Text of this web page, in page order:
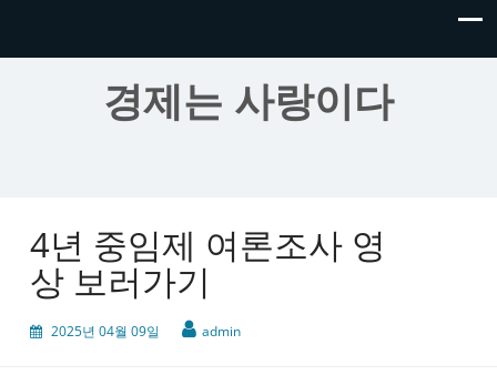
경제는 사랑이다
4년 중임제 여론조사 영
상 보러가기
2025년 04월 09일 admin